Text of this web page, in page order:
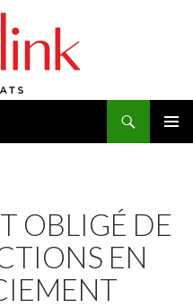
OBLIGÉ DE
EN